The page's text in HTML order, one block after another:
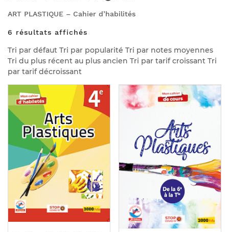
ART PLASTIQUE – Cahier d’habilités
6 résultats affichés
Tri par défaut Tri par popularité Tri par notes moyennes
Tri du plus récent au plus ancien Tri par tarif croissant Tri
par tarif décroissant